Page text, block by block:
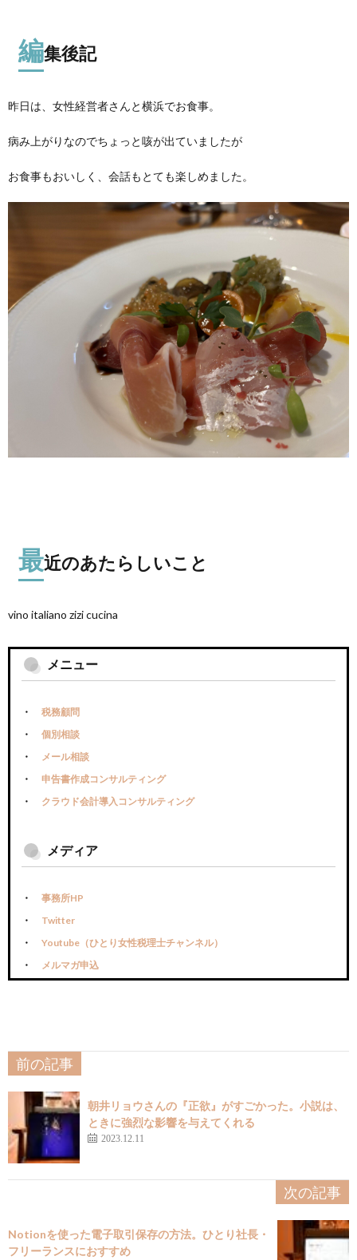
編集後記
昨日は、女性経営者さんと横浜でお食事。
病み上がりなのでちょっと咳が出ていましたが
お食事もおいしく、会話もとても楽しめました。
最近のあたらしいこと
vino italiano zizi cucina
メニュー
税務顧問
個別相談
メール相談
申告書作成コンサルティング
クラウド会計導入コンサルティング
メディア
事務所HP
Twitter
Youtube（ひとり女性税理士チャンネル）
メルマガ申込
前の記事
朝井リョウさんの『正欲』がすごかった。小説は、
ときに強烈な影響を与えてくれる
2023.12.11
次の記事
Notionを使った電子取引保存の方法。ひとり社長・
フリーランスにおすすめ